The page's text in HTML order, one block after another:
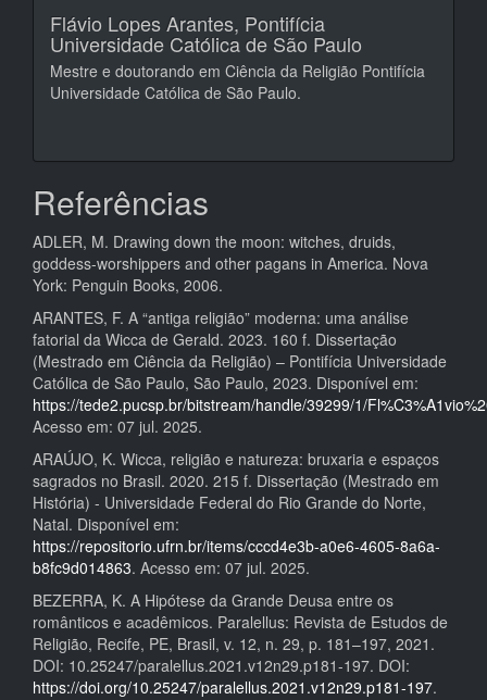
Flávio Lopes Arantes, Pontifícia
Universidade Católica de São Paulo
Mestre e doutorando em Ciência da Religião Pontifícia
Universidade Católica de São Paulo.
Referências
ADLER, M. Drawing down the moon: witches, druids,
goddess-worshippers and other pagans in America. Nova
York: Penguin Books, 2006.
ARANTES, F. A “antiga religião” moderna: uma análise
fatorial da Wicca de Gerald. 2023. 160 f. Dissertação
(Mestrado em Ciência da Religião) – Pontifícia Universidade
Católica de São Paulo, São Paulo, 2023. Disponível em:
https://tede2.pucsp.br/bitstream/handle/39299/1/
Acesso em: 07 jul. 2025.
ARAÚJO, K. Wicca, religião e natureza: bruxaria e espaços
sagrados no Brasil. 2020. 215 f. Dissertação (Mestrado em
História) - Universidade Federal do Rio Grande do Norte,
Natal. Disponível em:
https://repositorio.ufrn.br/items/cccd4e3b-a0e6-4605-8a6a-
b8fc9d014863. Acesso em: 07 jul. 2025.
BEZERRA, K. A Hipótese da Grande Deusa entre os
românticos e acadêmicos. Paralellus: Revista de Estudos de
Religião, Recife, PE, Brasil, v. 12, n. 29, p. 181–197, 2021.
DOI: 10.25247/paralellus.2021.v12n29.p181-197. DOI:
https://doi.org/10.25247/paralellus.2021.v12n29.p181-197.